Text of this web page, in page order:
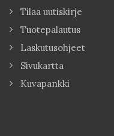
Tilaa uutiskirje
Tuotepalautus
Laskutusohjeet
Sivukartta
Kuvapankki